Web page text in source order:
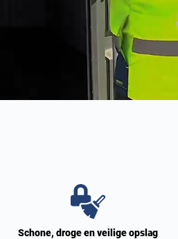
Schone, droge en veilige opslag